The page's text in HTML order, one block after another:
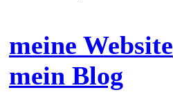
meine Website
mein Blog